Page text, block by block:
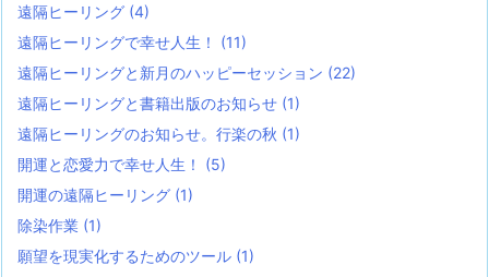
遠隔ヒーリング (4)
遠隔ヒーリングで幸せ人生！ (11)
遠隔ヒーリングと新月のハッピーセッション (22)
遠隔ヒーリングと書籍出版のお知らせ (1)
遠隔ヒーリングのお知らせ。行楽の秋 (1)
開運と恋愛力で幸せ人生！ (5)
開運の遠隔ヒーリング (1)
除染作業 (1)
願望を現実化するためのツール (1)